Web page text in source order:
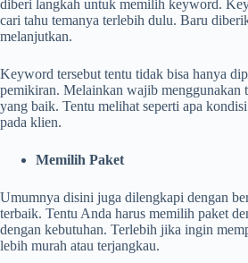
diberi langkah untuk memilih keyword.
cari tahu temanya terlebih dulu. Baru
melanjutkan.
Keyword tersebut tentu tidak bisa hanya
pemikiran. Melainkan wajib menggunakan
yang baik. Tentu melihat seperti apa
pada klien.
Memilih Paket
Umumnya disini juga dilengkapi dengan
terbaik. Tentu Anda harus memilih paket
dengan kebutuhan. Terlebih jika ingin
lebih murah atau terjangkau.